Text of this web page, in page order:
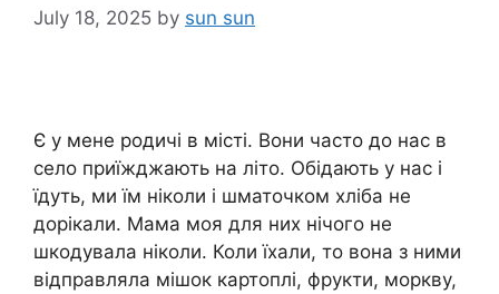
July 18, 2025 by sun sun
Є у мене родичі в місті. Вони часто до нас в
село приїжджають на літо. Обідають у нас і
їдуть, ми їм ніколи і шматочком хліба не
дорікали. Мама моя для них нічого не
шкодувала ніколи. Коли їхали, то вона з ними
відправляла мішок картоплі, фрукти, моркву,